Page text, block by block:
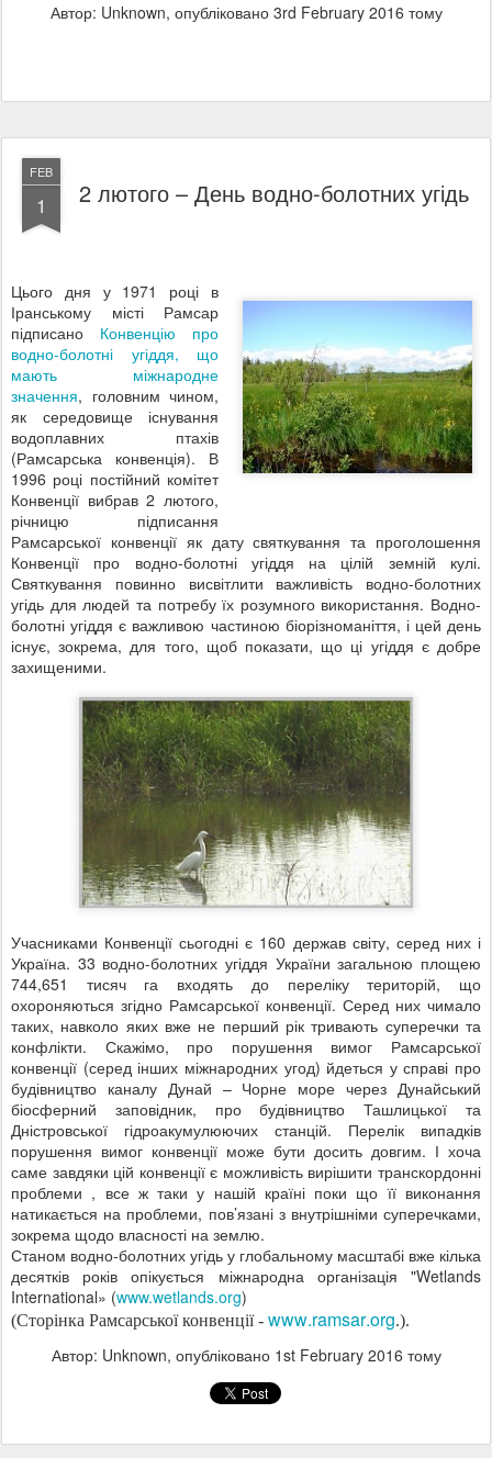
Автор: Unknown, опубліковано 3rd February 2016 тому
FEB
1 2 лютого – День водно-болотних угідь
Цього дня у 1971 році в
Іранському місті Рамсар
підписано Конвенцію про
водно-болотні угіддя, що
мають міжнародне
значення, головним чином,
як середовище існування
водоплавних птахів
(Рамсарська конвенція). В
1996 році постійний комітет
Конвенції вибрав 2 лютого,
річницю підписання
Рамсарської конвенції як дату святкування та проголошення
Конвенції про водно-болотні угіддя на цілій земній кулі.
Святкування повинно висвітлити важливість водно-болотних
угідь для людей та потребу їх розумного використання. Водно-
болотні угіддя є важливою частиною біорізноманіття, і цей день
існує, зокрема, для того, щоб показати, що ці угіддя є добре
захищеними.
Учасниками Конвенції сьогодні є 160 держав світу, серед них і
Україна. 33 водно-болотних угіддя України загальною площею
744,651 тисяч га входять до переліку територій, що
охороняються згідно Рамсарської конвенції. Серед них чимало
таких, навколо яких вже не перший рік тривають суперечки та
конфлікти. Скажімо, про порушення вимог Рамсарської
конвенції (серед інших міжнародних угод) йдеться у справі про
будівництво каналу Дунай – Чорне море через Дунайський
біосферний заповідник, про будівництво Ташлицької та
Дністровської гідроакумулюючих станцій. Перелік випадків
порушення вимог конвенції може бути досить довгим. І хоча
саме завдяки цій конвенції є можливість вирішити транскордонні
проблеми , все ж таки у нашій країні поки що її виконання
натикається на проблеми, пов’язані з внутрішніми суперечками,
зокрема щодо власності на землю.
Станом водно-болотних угідь у глобальному масштабі вже кілька
десятків років опікується міжнародна організація "Wetlands
International» (www.wetlands.org)
(Сторінка Рамсарської конвенції - www.ramsar.org.).
Автор: Unknown, опубліковано 1st February 2016 тому